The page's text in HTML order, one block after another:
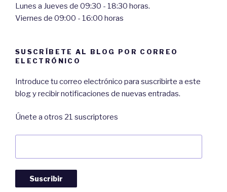
Lunes a Jueves de 09:30 - 18:30 horas.
Viernes de 09:00 - 16:00 horas
SUSCRÍBETE AL BLOG POR CORREO
ELECTRÓNICO
Introduce tu correo electrónico para suscribirte a este
blog y recibir notificaciones de nuevas entradas.
Únete a otros 21 suscriptores
Suscribir